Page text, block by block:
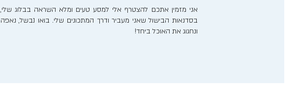
אני מזמין אתכם להצטרף אלי למסע טעים ומלא השראה בבלוג שלי,
בסדנאות הבישול שאני מעביר ודרך המתכונים שלי. בואו נבשל, נאפה
ונחגוג את האוכל ביחד!